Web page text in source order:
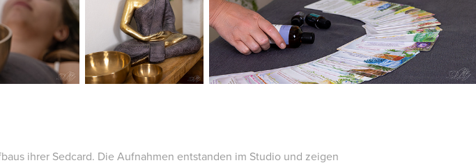
ihrer Sedcard. Die Aufnahmen entstanden im Studio und zeigen